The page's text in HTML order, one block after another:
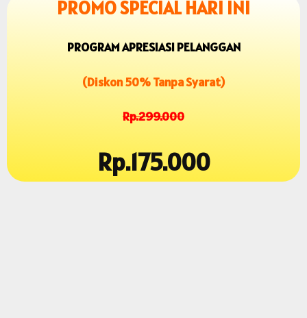
PROMO SPECIAL HARI INI
PROGRAM APRESIASI PELANGGAN
(Diskon 50% Tanpa Syarat)
Rp.299.000
Rp.175.000